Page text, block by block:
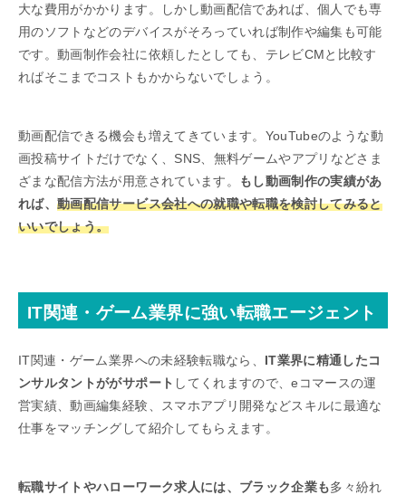
大な費用がかかります。しかし動画配信であれば、個人でも専
用のソフトなどのデバイスがそろっていれば制作や編集も可能
です。動画制作会社に依頼したとしても、テレビCMと比較す
ればそこまでコストもかからないでしょう。
動画配信できる機会も増えてきています。YouTubeのような動
画投稿サイトだけでなく、SNS、無料ゲームやアプリなどさま
ざまな配信方法が用意されています。
もし動画制作の実績があ
れば、動画配信サービス会社への就職や転職を検討してみると
いいでしょう。
IT関連・ゲーム業界に強い転職エージェント
IT関連・ゲーム業界への未経験転職なら、 IT業界に精通したコ
ンサルタントががサポート してくれますので、eコマースの運
営実績、動画編集経験、スマホアプリ開発などスキルに最適な
仕事をマッチングして紹介してもらえます。
転職サイトやハローワーク求人には、ブラック企業も多々紛れ